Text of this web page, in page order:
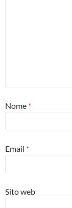
Nome *
Email *
Sito web